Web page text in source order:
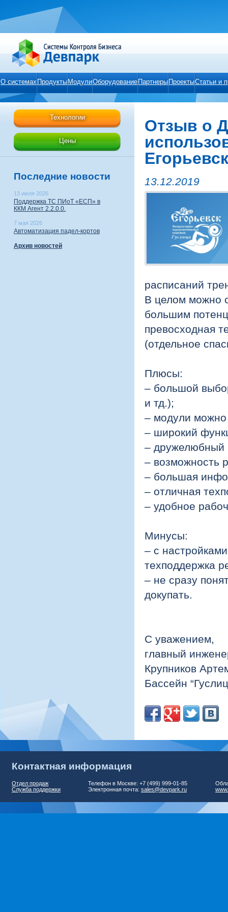
О системах Продукты МодулиОборудование Партнеры ПроектыСтатьи и
Отзыв о
13.12.2019
расписаний
В целом можно
большим
превосходная
(отдельное
Плюсы:
– большой
и тд.);
– модули можно
– широкий
– дружелюбный
– возможность
– большая
– отличная
– удобное
Минусы:
– с
техподдержка
– не сразу
докупать.
С уважением,
главный
Крупников
Бассейн
Технологии
Цены
Последние новости
13 июля 2026
Поддержка ТС ПИоТ «ЕСП» в
ККМ Агент 2.2.0.0.
7 мая 2026
Автоматизация падел-кортов
Архив новостей
Контактная информация
Отдел продаж
Служба поддержки
Телефон в Москве: +7 (499) 999-01-85
Электронная почта: sales@devpark.ru